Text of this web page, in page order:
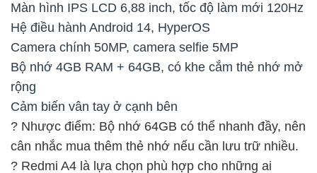
Màn hình IPS LCD 6,88 inch, tốc độ làm mới 120Hz
Hệ điều hành Android 14, HyperOS
Camera chính 50MP, camera selfie 5MP
Bộ nhớ 4GB RAM + 64GB, có khe cắm thẻ nhớ mở
rộng
Cảm biến vân tay ở cạnh bên
? Nhược điểm: Bộ nhớ 64GB có thể nhanh đầy, nên
cân nhắc mua thêm thẻ nhớ nếu cần lưu trữ nhiều.
? Redmi A4 là lựa chọn phù hợp cho những ai